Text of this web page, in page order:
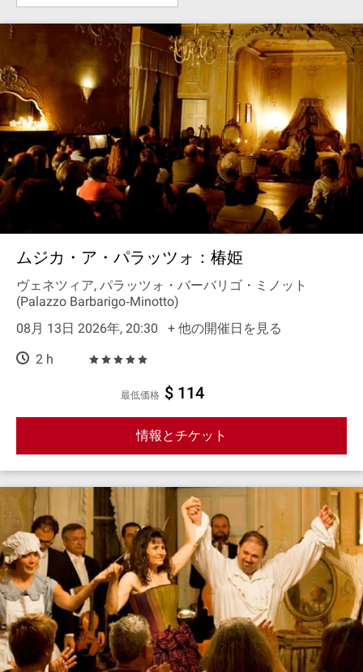
ムジカ・ア・パラッツォ：椿姫
ヴェネツィア, パラッツォ・バーバリゴ・ミノット
(Palazzo Barbarigo‐Minotto)
08月 13日 2026年, 20:30
+ 他の開催日を見る
2 h
最低価格 $ 114
情報とチケット